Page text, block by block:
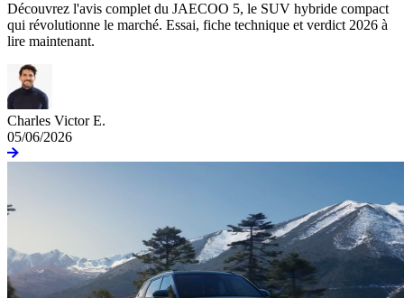
Découvrez l'avis complet du JAECOO 5, le SUV hybride compact
qui révolutionne le marché. Essai, fiche technique et verdict 2026 à
lire maintenant.
Charles Victor E.
05/06/2026